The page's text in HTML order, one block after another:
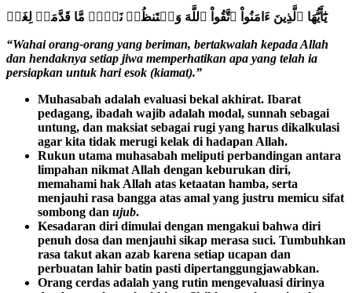
يَٰٓأَيُّهَا ٱلَّذِينَ ءَامَنُواْ ٱتَّقُواْ ٱللَّهَ وَلۡتَنظُرۡ نَفۡسٞ مَّا قَدَّمَتۡ لِغَدٖ
“Wahai orang-orang yang beriman, bertakwalah kepada Allah
dan hendaknya setiap jiwa memperhatikan apa yang telah ia
persiapkan untuk hari esok (kiamat).”
Muhasabah adalah evaluasi bekal akhirat. Ibarat
pedagang, ibadah wajib adalah modal, sunnah sebagai
untung, dan maksiat sebagai rugi yang harus dikalkulasi
agar kita tidak merugi kelak di hadapan Allah.
Rukun utama muhasabah meliputi perbandingan antara
limpahan nikmat Allah dengan keburukan diri,
memahami hak Allah atas ketaatan hamba, serta
menjauhi rasa bangga atas amal yang justru memicu sifat
sombong dan ujub.
Kesadaran diri dimulai dengan mengakui bahwa diri
penuh dosa dan menjauhi sikap merasa suci. Tumbuhkan
rasa takut akan azab karena setiap ucapan dan
perbuatan lahir batin pasti dipertanggungjawabkan.
Orang cerdas adalah yang rutin mengevaluasi dirinya